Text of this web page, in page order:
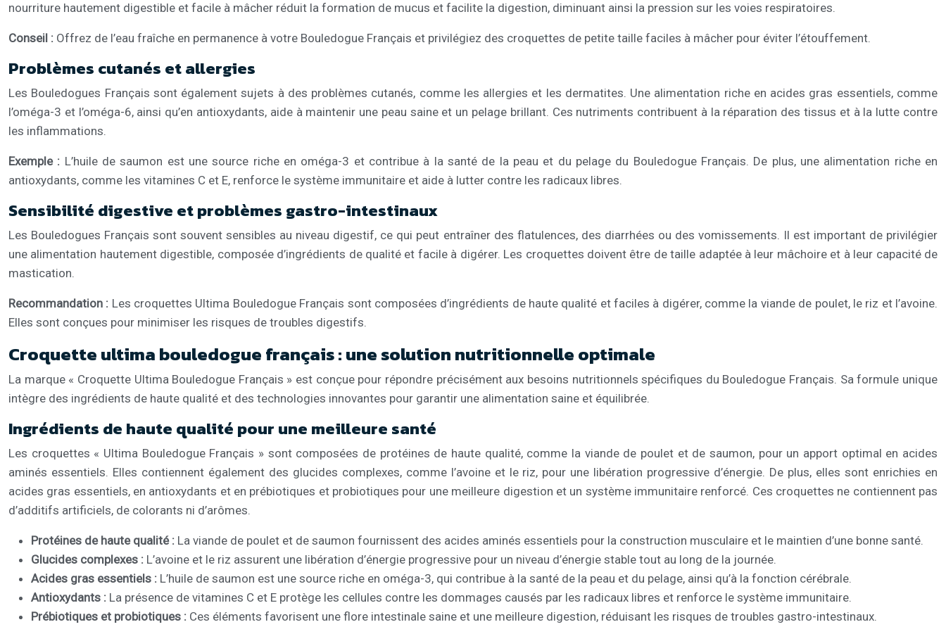
nourriture hautement digestible et facile à mâcher réduit la formation de mucus et facilite la digestion, diminuant ainsi la pression sur les voies respiratoires.
Conseil : Offrez de l’eau fraîche en permanence à votre Bouledogue Français et privilégiez des croquettes de petite taille faciles à mâcher pour éviter l’étouffement.
Problèmes cutanés et allergies
Les Bouledogues Français sont également sujets à des problèmes cutanés, comme les allergies et les dermatites. Une alimentation riche en acides gras essentiels, comme
l’oméga-3 et l’oméga-6, ainsi qu’en antioxydants, aide à maintenir une peau saine et un pelage brillant. Ces nutriments contribuent à la réparation des tissus et à la lutte contre
les inflammations.
Exemple : L’huile de saumon est une source riche en oméga-3 et contribue à la santé de la peau et du pelage du Bouledogue Français. De plus, une alimentation riche en
antioxydants, comme les vitamines C et E, renforce le système immunitaire et aide à lutter contre les radicaux libres.
Sensibilité digestive et problèmes gastro-intestinaux
Les Bouledogues Français sont souvent sensibles au niveau digestif, ce qui peut entraîner des flatulences, des diarrhées ou des vomissements. Il est important de privilégier
une alimentation hautement digestible, composée d’ingrédients de qualité et facile à digérer. Les croquettes doivent être de taille adaptée à leur mâchoire et à leur capacité de
mastication.
Recommandation : Les croquettes Ultima Bouledogue Français sont composées d’ingrédients de haute qualité et faciles à digérer, comme la viande de poulet, le riz et l’avoine.
Elles sont conçues pour minimiser les risques de troubles digestifs.
Croquette ultima bouledogue français : une solution nutritionnelle optimale
La marque « Croquette Ultima Bouledogue Français » est conçue pour répondre précisément aux besoins nutritionnels spécifiques du Bouledogue Français. Sa formule unique
intègre des ingrédients de haute qualité et des technologies innovantes pour garantir une alimentation saine et équilibrée.
Ingrédients de haute qualité pour une meilleure santé
Les croquettes « Ultima Bouledogue Français » sont composées de protéines de haute qualité, comme la viande de poulet et de saumon, pour un apport optimal en acides
aminés essentiels. Elles contiennent également des glucides complexes, comme l’avoine et le riz, pour une libération progressive d’énergie. De plus, elles sont enrichies en
acides gras essentiels, en antioxydants et en prébiotiques et probiotiques pour une meilleure digestion et un système immunitaire renforcé. Ces croquettes ne contiennent pas
d’additifs artificiels, de colorants ni d’arômes.
Protéines de haute qualité : La viande de poulet et de saumon fournissent des acides aminés essentiels pour la construction musculaire et le maintien d’une bonne santé.
Glucides complexes : L’avoine et le riz assurent une libération d’énergie progressive pour un niveau d’énergie stable tout au long de la journée.
Acides gras essentiels : L’huile de saumon est une source riche en oméga-3, qui contribue à la santé de la peau et du pelage, ainsi qu’à la fonction cérébrale.
Antioxydants : La présence de vitamines C et E protège les cellules contre les dommages causés par les radicaux libres et renforce le système immunitaire.
Prébiotiques et probiotiques : Ces éléments favorisent une flore intestinale saine et une meilleure digestion, réduisant les risques de troubles gastro-intestinaux.